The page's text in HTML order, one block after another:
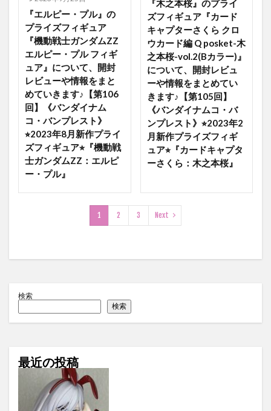
『エルピー・プル』の
プライズフィギュア
『機動戦士ガンダムZZ
エルピー・プル フィギ
ュア』について、開封
レビューや情報をまと
めていきます♪【第106
回】《バンダイナム
コ・バンプレスト》
⭐︎2023年8月新作プライ
ズフィギュア⭐︎『機動戦
士ガンダムZZ：エルピ
ー・プル』
『木之本桜』のプライ
ズフィギュア『カード
キャプターさくら クロ
ウカード編 Q posket-木
之本桜-vol.2(Bカラー)』
について、開封レビュ
ーや情報をまとめてい
きます♪【第105回】
《バンダイナムコ・バ
ンプレスト》⭐︎2023年2
月新作プライズフィギ
ュア⭐︎『カードキャプタ
ーさくら：木之本桜』
1 2 3 Next
検索
検索
最近の投稿